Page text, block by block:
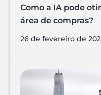
Como a IA pode
área de compras?
26 de fevereiro de